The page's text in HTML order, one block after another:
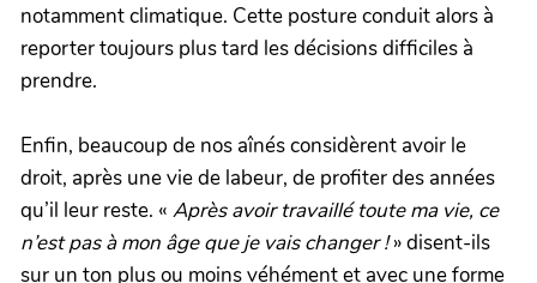
notamment climatique. Cette posture conduit alors à
reporter toujours plus tard les décisions difficiles à
prendre.
Enfin, beaucoup de nos aînés considèrent avoir le
droit, après une vie de labeur, de profiter des années
qu’il leur reste. « Après avoir travaillé toute ma vie, ce
n’est pas à mon âge que je vais changer !» disent-ils
sur un ton plus ou moins véhément et avec une forme